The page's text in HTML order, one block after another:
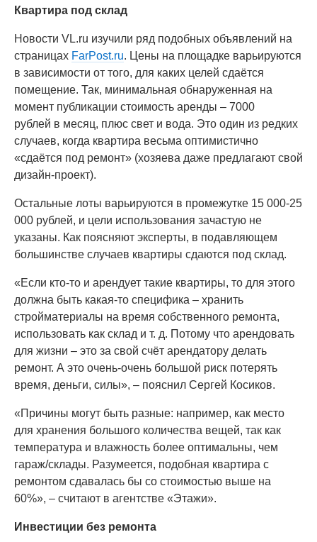
Квартира под склад
Новости VL.ru изучили ряд подобных объявлений на
страницах FarPost.ru. Цены на площадке варьируются
в зависимости от того, для каких целей сдаётся
помещение. Так, минимальная обнаруженная на
момент публикации стоимость аренды – 7000
рублей в месяц, плюс свет и вода. Это один из редких
случаев, когда квартира весьма оптимистично
«сдаётся под ремонт» (хозяева даже предлагают свой
дизайн-проект).
Остальные лоты варьируются в промежутке 15 000-25
000 рублей, и цели использования зачастую не
указаны. Как поясняют эксперты, в подавляющем
большинстве случаев квартиры сдаются под склад.
«Если кто-то и арендует такие квартиры, то для этого
должна быть какая-то специфика – хранить
стройматериалы на время собственного ремонта,
использовать как склад и т. д. Потому что арендовать
для жизни – это за свой счёт арендатору делать
ремонт. А это очень-очень большой риск потерять
время, деньги, силы», – пояснил Сергей Косиков.
«Причины могут быть разные: например, как место
для хранения большого количества вещей, так как
температура и влажность более оптимальны, чем
гараж/склады. Разумеется, подобная квартира с
ремонтом сдавалась бы со стоимостью выше на
60%», – считают в агентстве «Этажи».
Инвестиции без ремонта